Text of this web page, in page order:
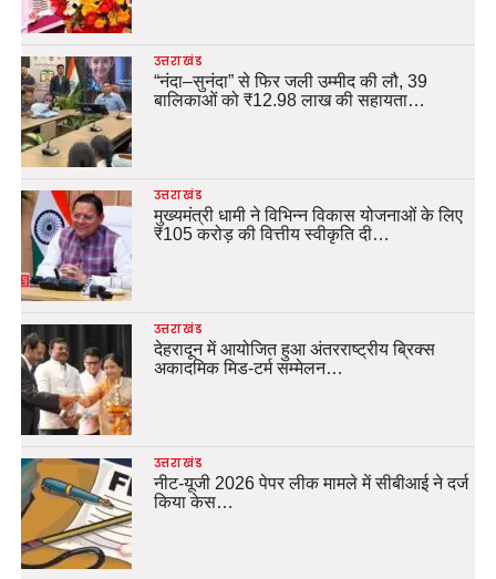
उत्तराखंड
“नंदा–सुनंदा” से फिर जली उम्मीद की लौ, 39
बालिकाओं को ₹12.98 लाख की सहायता…
उत्तराखंड
मुख्यमंत्री धामी ने विभिन्न विकास योजनाओं के लिए
₹105 करोड़ की वित्तीय स्वीकृति दी…
उत्तराखंड
देहरादून में आयोजित हुआ अंतरराष्ट्रीय ब्रिक्स
अकादमिक मिड-टर्म सम्मेलन…
उत्तराखंड
नीट-यूजी 2026 पेपर लीक मामले में सीबीआई ने दर्ज
किया केस…